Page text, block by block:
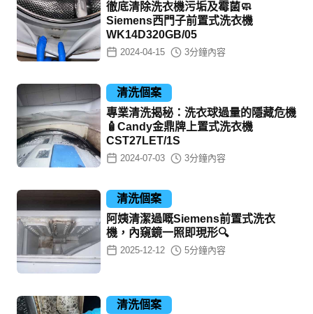
徹底清除洗衣機污垢及霉菌🧼
Siemens西門子前置式洗衣機
WK14D320GB/05
2024-04-15 3分鐘內容
清洗個案
專業清洗揭秘：洗衣球過量的隱藏危機
🧴Candy金鼎牌上置式洗衣機
CST27LET/1S
2024-07-03 3分鐘內容
清洗個案
阿姨清潔過嘅Siemens前置式洗衣
機，內窺鏡一照即現形🔍
2025-12-12 5分鐘內容
清洗個案